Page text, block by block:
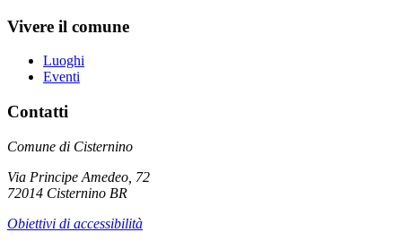
Vivere il comune
Luoghi
Eventi
Contatti
Comune di Cisternino
Via Principe Amedeo, 72
72014 Cisternino BR
Obiettivi di accessibilità